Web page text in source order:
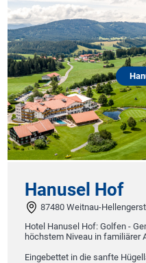
Hanusel Hof
87480 Weitnau-Hellengerst
Hotel Hanusel Hof: Golfen -
höchstem Niveau in familiärer
Eingebettet in die sanfte